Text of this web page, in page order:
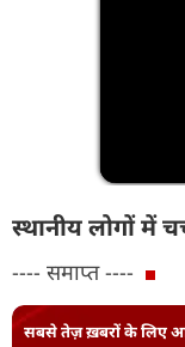
स्थानीय लोगों में
---- समाप्त ----
सबसे तेज़ ख़बरों के लिए